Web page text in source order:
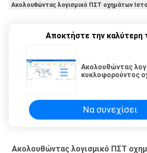
Ακολουθώντας λογισμικό ΠΣΤ οχημάτων
Αποκτήστε την καλύτερη
Ακολουθώντας
κυκλοφορούντος
παραθύρων 2002
Να συνεχίσει
Ακολουθώντας λογισμικό ΠΣΤ